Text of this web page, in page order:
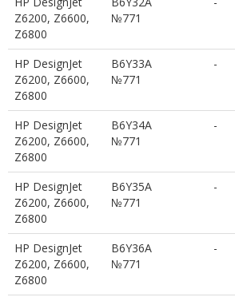
Z6200, Z6600,
Z6800
№771
HP DesignJet
Z6200, Z6600,
Z6800
B6Y33A
№771
-
HP DesignJet
Z6200, Z6600,
Z6800
B6Y34A
№771
-
HP DesignJet
Z6200, Z6600,
Z6800
B6Y35A
№771
-
HP DesignJet
Z6200, Z6600,
Z6800
B6Y36A
№771
-